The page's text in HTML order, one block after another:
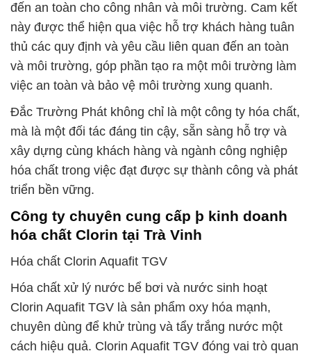
đến an toàn cho công nhân và môi trường. Cam kết
này được thể hiện qua việc hỗ trợ khách hàng tuân
thủ các quy định và yêu cầu liên quan đến an toàn
và môi trường, góp phần tạo ra một môi trường làm
việc an toàn và bảo vệ môi trường xung quanh.
Đắc Trường Phát không chỉ là một công ty hóa chất,
mà là một đối tác đáng tin cậy, sẵn sàng hỗ trợ và
xây dựng cùng khách hàng và ngành công nghiệp
hóa chất trong việc đạt được sự thành công và phát
triển bền vững.
Công ty chuyên cung cấp þ kinh doanh
hóa chất Clorin tại Trà Vinh
Hóa chất Clorin Aquafit TGV
Hóa chất xử lý nước bể bơi và nước sinh hoạt
Clorin Aquafit TGV là sản phẩm oxy hóa mạnh,
chuyên dùng để khử trùng và tẩy trắng nước một
cách hiệu quả. Clorin Aquafit TGV đóng vai trò quan